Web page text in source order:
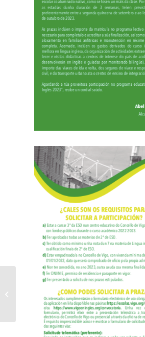
Visita a bombeiros 1º-